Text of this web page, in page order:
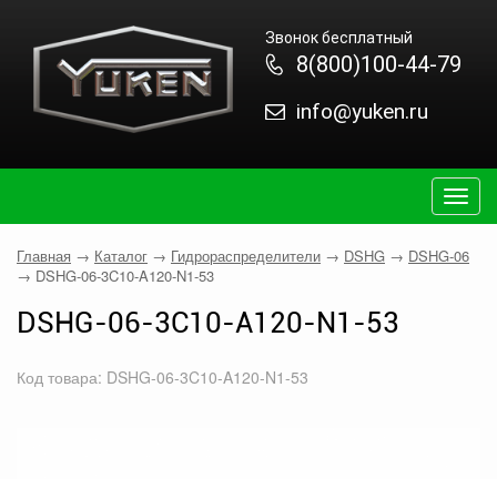
Звонок бесплатный
8(800)100-44-79
info@yuken.ru
Главная → Каталог → Гидрораспределители → DSHG → DSHG-06
→ DSHG-06-3C10-A120-N1-53
DSHG-06-3C10-A120-N1-53
Код товара: DSHG-06-3C10-A120-N1-53